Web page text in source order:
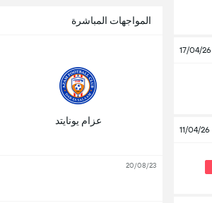
17/04/26
11/04/26
المواجهات المباشرة
عزام يونايتد
20/08/23